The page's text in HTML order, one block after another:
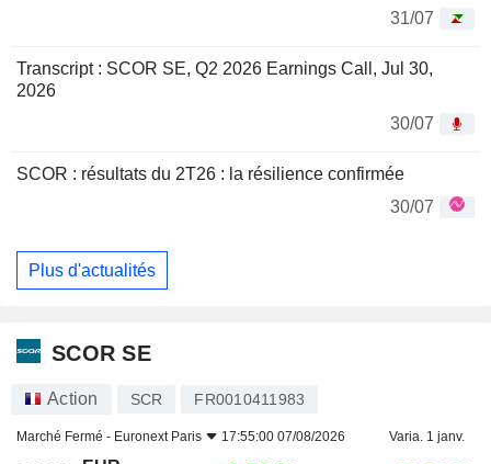
31/07
Transcript : SCOR SE, Q2 2026 Earnings Call, Jul 30,
2026
30/07
SCOR : résultats du 2T26 : la résilience confirmée
30/07
Plus d'actualités
SCOR SE
Action SCR FR0010411983
Marché Fermé - Euronext Paris 17:55:00 07/08/2026 Varia. 1 janv.